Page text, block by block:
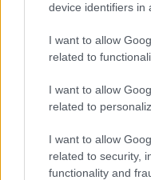
device identifiers in
I want to allow
related to
I want to allow
related to
I want to allow
related to security,
functionality and
Vested XOR
(VXOR)
JDB
FibSwap DEX